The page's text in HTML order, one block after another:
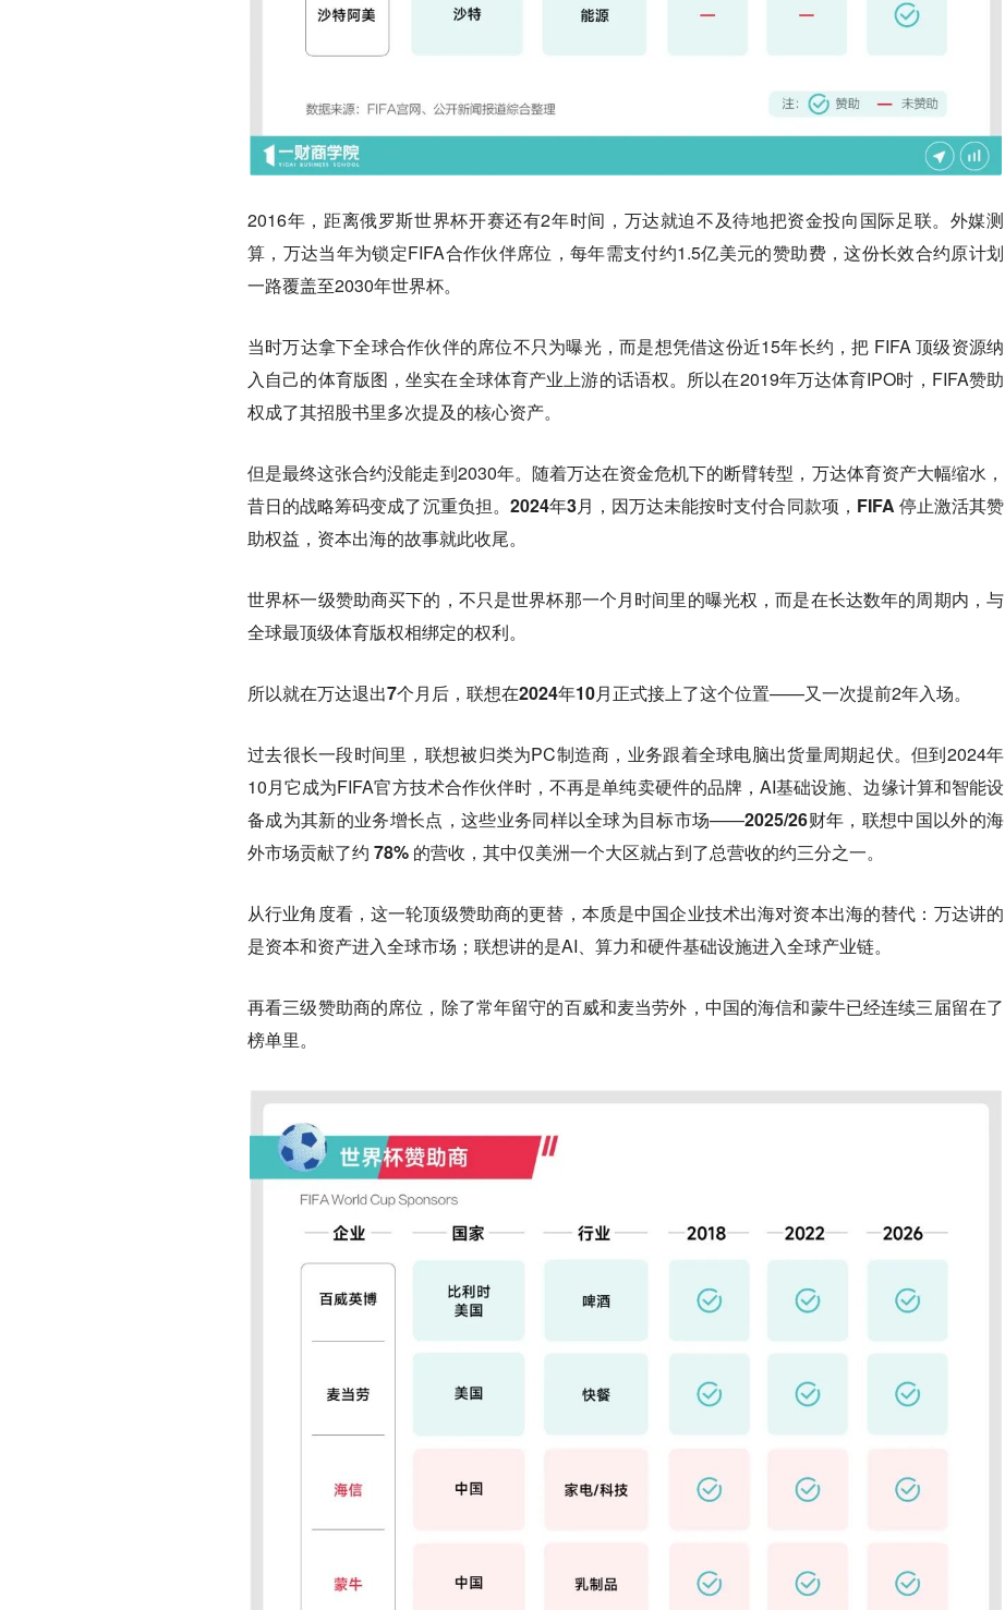
2016年，距离俄罗斯世界杯开赛还有2年时间，万达就迫不及待地把资金投向国际足联。外媒测
算，万达当年为锁定FIFA合作伙伴席位，每年需支付约1.5亿美元的赞助费，这份长效合约原计划
一路覆盖至2030年世界杯。
当时万达拿下全球合作伙伴的席位不只为曝光，而是想凭借这份近15年长约，把 FIFA 顶级资源纳
入自己的体育版图，坐实在全球体育产业上游的话语权。所以在2019年万达体育IPO时，FIFA赞助
权成了其招股书里多次提及的核心资产。
但是最终这张合约没能走到2030年。随着万达在资金危机下的断臂转型，万达体育资产大幅缩水，
昔日的战略筹码变成了沉重负担。 2024年3月，因万达未能按时支付合同款项，FIFA 停止激活其赞
助权益， 资本出海的故事就此收尾。
世界杯一级赞助商买下的，不只是世界杯那一个月时间里的曝光权，而是在长达数年的周期内，与
全球最顶级体育版权相绑定的权利。
所以就在万达退出7个月后，联想在2024年10月正式接上了这个位置——又一次提前2年入场。
过去很长一段时间里，联想被归类为PC制造商，业务跟着全球电脑出货量周期起伏。但到2024年
10月它成为FIFA官方技术合作伙伴时，不再是单纯卖硬件的品牌，AI基础设施、边缘计算和智能设
备成为其新的业务增长点，这些业务同样以全球为目标市场——2025/26财年，联想中国以外的海
外市场贡献了约 78% 的营收，其中仅美洲一个大区就占到了总营收的约三分之一。
从行业角度看，这一轮顶级赞助商的更替，本质是中国企业技术出海对资本出海的替代： 万达讲的
是资本和资产进入全球市场；联想讲的是AI、算力和硬件基础设施进入全球产业链。
再看三级赞助商的席位，除了常年留守的百威和麦当劳外，中国的海信和蒙牛已经连续三届留在了
榜单里。